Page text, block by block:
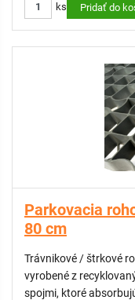
ks Pridať do
Parkovacia
80 cm
Trávnikové / štrkové
vyrobené z
spojmi, ktoré